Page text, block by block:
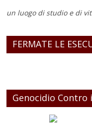
un luogo di studio e di
FERMATE LE
Genocidio Contro